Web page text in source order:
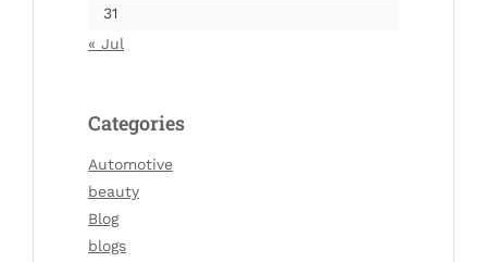
31
« Jul
Categories
Automotive
beauty
Blog
blogs